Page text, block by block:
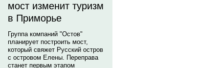
мост изменит туризм
в Приморье
Группа компаний "Остов"
планирует построить мост,
который свяжет Русский остров
с островом Елены. Переправа
станет первым этапом